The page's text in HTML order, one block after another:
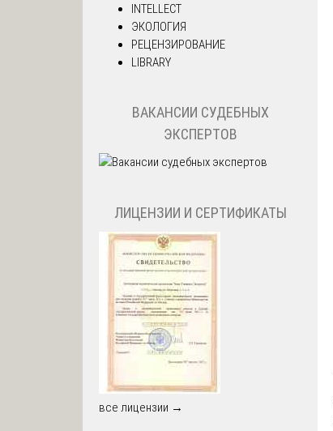
INTELLECT
ЭКОЛОГИЯ
РЕЦЕНЗИРОВАНИЕ
LIBRARY
ВАКАНСИИ СУДЕБНЫХ
ЭКСПЕРТОВ
ЛИЦЕНЗИИ И СЕРТИФИКАТЫ
все лицензии →